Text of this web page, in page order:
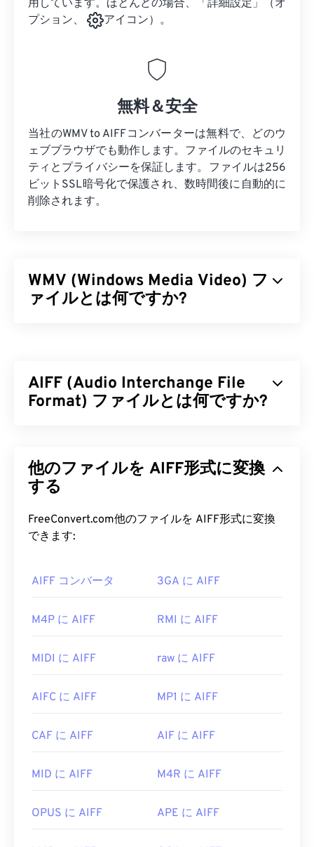
用しています。ほとんどの場合、「詳細設定」（オ
プション、
アイコン）。
無料＆安全
当社のWMV to AIFFコンバーターは無料で、どのウ
ェブブラウザでも動作します。ファイルのセキュリ
ティとプライバシーを保証します。ファイルは256
ビットSSL暗号化で保護され、数時間後に自動的に
削除されます。
WMV (Windows Media Video) フ
ァイルとは何ですか?
持しながら管理しやすいファイル形式を実現しま
す。WMVファイルは、Advanced Systems
WMV ファイルを開くにはどうす
ればいいですか?
ほとんどのメディアプレーヤーはWMV（および
ASF）ファイルを開いて読み取ることができます。
WMVとASFを開発しており、現在オンライン上の
レーヤーも信頼できる選択肢の一つで、複数のプラ
す。ただし、変換処理によって画質が低下する可能
ールを使ってWMVファイルを変換できます。
役立つリンク:
AIFF (Audio Interchange File
Format) ファイルとは何ですか?
Format（AIFF）を開発しました。多くのプロフェ
ッショナル、特にAppleプラットフォームのユーザ
め、元のファイルから品質やデータが失われること
はありません
ンにとって便利です。
AIFF ファイルを開くにはどうすれ
デフォルトでは、AIFFはオペレーティングシステ
きます。AIFFを開くことができる他のプログラム
Winamp 、Elmedia Playerなどがあります。
合は、AIFFファイルを開くためにMP3ファイルな
Appleのモバイル製品は、ファイル変換なしでAIFF
他のファイルを AIFF形式に変換
する
FreeConvert.com他のファイルを AIFF形式に変換
できます:
AIFF コンバータ 3GA に AIFF
M4P に AIFF RMI に AIFF
MIDI に AIFF raw に AIFF
AIFC に AIFF MP1 に AIFF
CAF に AIFF AIF に AIFF
MID に AIFF M4R に AIFF
OPUS に AIFF APE に AIFF